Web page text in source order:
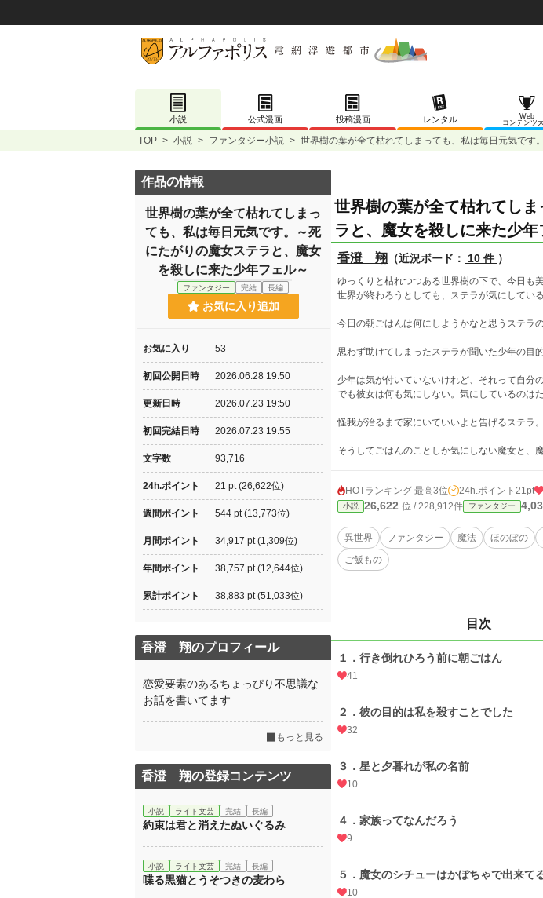
小説 公式漫画 投稿漫画 レンタル
Web
コンテンツ
TOP > 小説 > ファンタジー小説 > 世界樹の葉が全て枯れてしまっても、私は毎日元気です
世界樹の葉が全て枯れてし
ラと、魔女を殺しに来た少年
香澄 翔 （近況ボード： 10 件 ）
ゆっくりと枯れつつある世界樹の下で、今日も
世界が終わろうとしても、ステラが気にしてい
今日の朝ごはんは何にしようかなと思うステラ
思わず助けてしまったステラが聞いた少年の目
少年は気が付いていないけれど、それって自分
でも彼女は何も気にしない。気にしているのはた
怪我が治るまで家にいていいよと告げるステラ。
そうしてごはんのことしか気にしない魔女と、
HOTランキング 最高3位 24h.ポイント 21pt
小説 26,622 位 / 228,912件 ファンタジー
異世界 ファンタジー 魔法 ほのぼの
ご飯もの
目次
１．行き倒れひろう前に朝ごはん
41
２．彼の目的は私を殺すことでした
32
３．星と夕暮れが私の名前
10
４．家族ってなんだろう
9
５．魔女のシチューはかぼちゃで出来て
10
作品の情報
世界樹の葉が全て枯れてしまっ
ても、私は毎日元気です。～死
にたがりの魔女ステラと、魔女
を殺しに来た少年フェル～
ファンタジー 完結 長編
お気に入り追加
お気に入り 53
初回公開日時 2026.06.28 19:50
更新日時 2026.07.23 19:50
初回完結日時 2026.07.23 19:55
文字数 93,716
24h.ポイント 21 pt (26,622位)
週間ポイント 544 pt (13,773位)
月間ポイント 34,917 pt (1,309位)
年間ポイント 38,757 pt (12,644位)
累計ポイント 38,883 pt (51,033位)
香澄 翔のプロフィール
恋愛要素のあるちょっぴり不思議な
お話を書いてます
もっと見る
香澄 翔の登録コンテンツ
小説 ライト文芸 完結 長編
約束は君と消えたぬいぐるみ
小説 ライト文芸 完結 長編
喋る黒猫とうそつきの麦わら